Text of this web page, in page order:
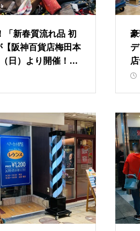
「新春質流れ品 初
阪神百貨店梅田本
日）より開催！※